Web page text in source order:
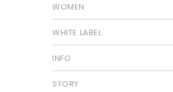
WOMEN
WHITE LABEL
INFO
STORY